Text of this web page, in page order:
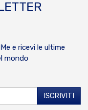
e ricevi le ultime
mondo